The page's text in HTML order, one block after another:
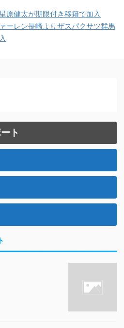
原健太が期限付き移籍で加入
ーレン長崎よりザスパクサツ群馬
ト